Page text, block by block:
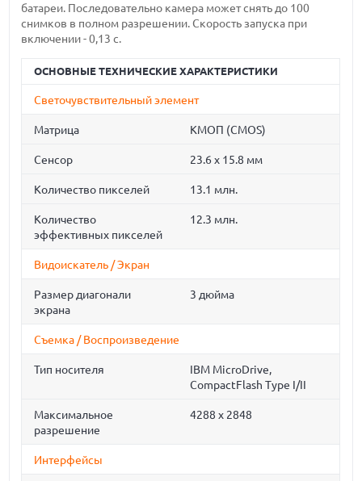
батареи. Последовательно камера может снять до 100
снимков в полном разрешении. Скорость запуска при
включении - 0,13 с.
ОСНОВНЫЕ ТЕХНИЧЕСКИЕ ХАРАКТЕРИСТИКИ
Светочувствительный элемент
Матрица КМОП (CMOS)
Сенсор 23.6 x 15.8 мм
Количество пикселей 13.1 млн.
Количество
эффективных пикселей
12.3 млн.
Видоискатель / Экран
Размер диагонали
экрана
3 дюйма
Съемка / Воспроизведение
Тип носителя
IBM MicroDrive,
CompactFlash Type I/II
Максимальное
разрешение
4288 x 2848
Интерфейсы